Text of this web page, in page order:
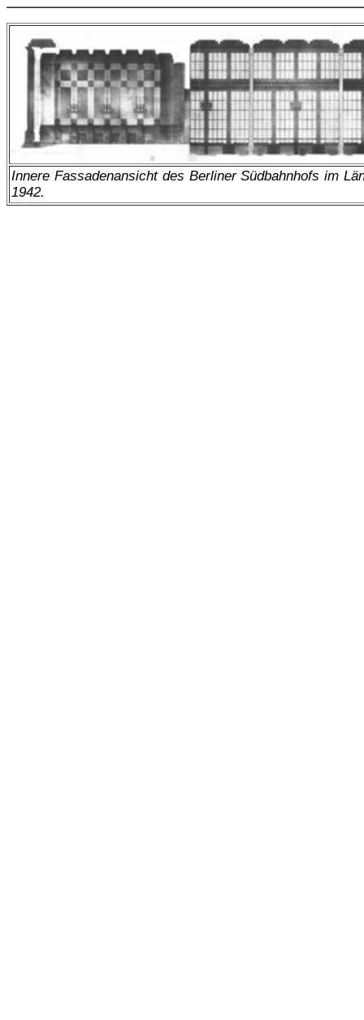
Innere Fassadenansicht des Berliner Südbahnhofs im
1942.